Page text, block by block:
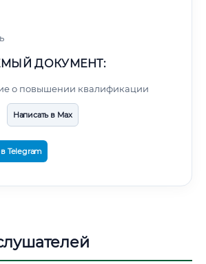
ДОКУМЕНТ:
о повышении квалификации
Написать в Max
Telegram